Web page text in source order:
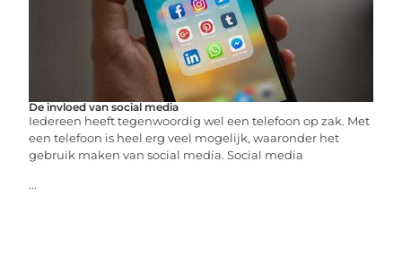
De invloed van social media
Iedereen heeft tegenwoordig wel een telefoon op zak. Met
een telefoon is heel erg veel mogelijk, waaronder het
gebruik maken van social media. Social media
...